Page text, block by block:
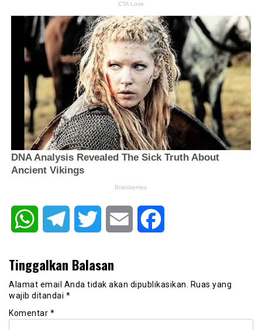
WhatsAppTelegram Twitter Email
Tinggalkan Balasan
Alamat email Anda tidak akan dipublikasikan.
Ruas yang
wajib ditandai *
Komentar *